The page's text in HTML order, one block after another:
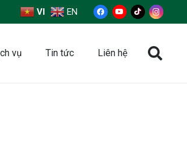
VI EN
vụ Tin tức Liên hệ